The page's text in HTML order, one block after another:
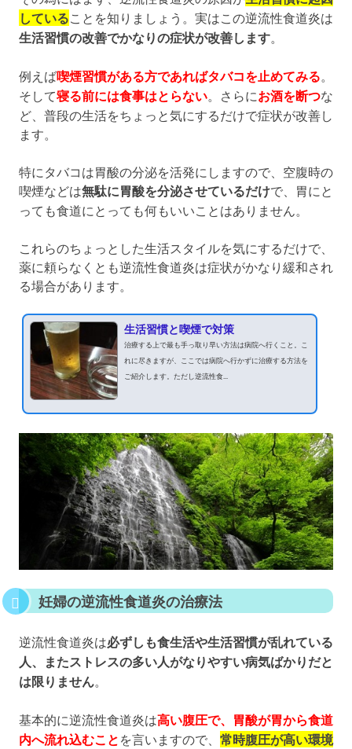
している ことを知りましょう。実はこの逆流性食道炎は
生活習慣の改善でかなりの症状が改善します
例えば喫煙習慣がある方であればタバコを止めてみる
そして寝る前には食事はとらない 。さらにお酒を断つな
ど、普段の生活をちょっと気にするだけで症状が改善し
ます。
特にタバコは胃酸の分泌を活発にしますので、空腹時の
喫煙などは無駄に胃酸を分泌させているだけで、胃にと
っても食道にとっても何もいいことはありません。
これらのちょっとした生活スタイルを気にするだけで、
薬に頼らなくとも逆流性食道炎は症状がかなり緩和され
る場合があります。
生活習慣と喫煙で対策
治療する上で最も手っ取り早い方法は病院へ行くこと。こ
れに尽きますが、ここでは病院へ行かずに治療する方法を
ご紹介します。ただし逆流性食...
妊婦の逆流性食道炎の治療法
逆流性食道炎は必ずしも食生活や生活習慣が乱れている
人、またストレスの多い人がなりやすい病気ばかりだと
は限りません。
基本的に逆流性食道炎は高い腹圧で、胃酸が胃から食道
内へ流れ込むこと を言いますので、 常時腹圧が高い環境